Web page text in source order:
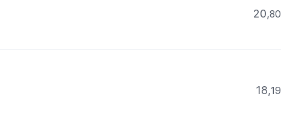
20,80
18,19